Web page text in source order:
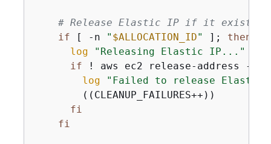
# Release Elastic IP if it exists
if [ -n " $ALLOCATION_ID" ]; then
log
"Releasing Elastic IP..."
if ! aws ec2 release-address --
log
"Failed to release Elastic
        ((CLEANUP_FAILURES++))
fi
fi